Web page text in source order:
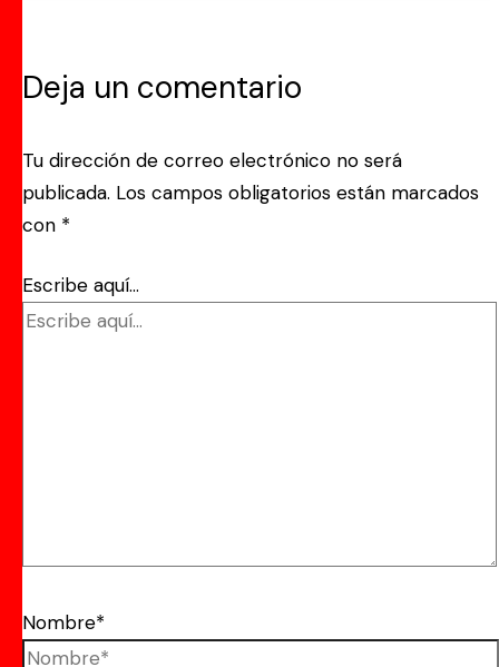
Deja un comentario
Tu dirección de correo electrónico no será
publicada. Los campos obligatorios están marcados
con *
Escribe aquí...
Nombre*